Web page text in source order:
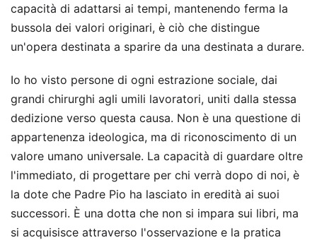
capacità di adattarsi ai tempi, mantenendo ferma la
bussola dei valori originari, è ciò che distingue
un'opera destinata a sparire da una destinata a durare.
Io ho visto persone di ogni estrazione sociale, dai
grandi chirurghi agli umili lavoratori, uniti dalla stessa
dedizione verso questa causa. Non è una questione di
appartenenza ideologica, ma di riconoscimento di un
valore umano universale. La capacità di guardare oltre
l'immediato, di progettare per chi verrà dopo di noi, è
la dote che Padre Pio ha lasciato in eredità ai suoi
successori. È una dotta che non si impara sui libri, ma
si acquisisce attraverso l'osservazione e la pratica